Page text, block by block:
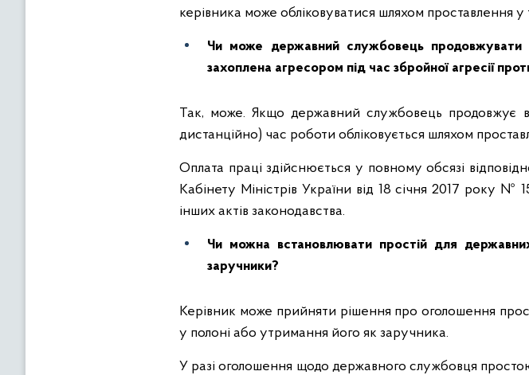
керівника може обліковуватися шляхом проставлення у
Чи може державний службовець продовжувати
захоплена агресором під час збройної агресії
Так, може. Якщо державний службовець продовжує
дистанційно) час роботи обліковується шляхом
Оплата праці здійснюється у повному обсязі
Кабінету Міністрів України від 18 січня 2017 року №
інших актів законодавства.
Чи можна встановлювати простій для
заручники?
Керівник може прийняти рішення про оголошення
у полоні або утримання його як заручника.
У разі оголошення щодо державного службовця